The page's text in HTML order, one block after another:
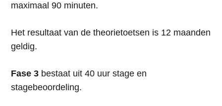
maximaal 90 minuten.
Het resultaat van de theorietoetsen is 12 maanden
geldig.
Fase 3 bestaat uit 40 uur stage en
stagebeoordeling.